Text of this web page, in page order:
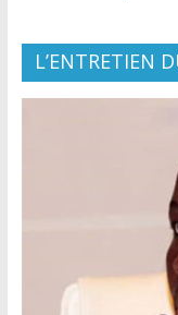
L’ENTRETIEN